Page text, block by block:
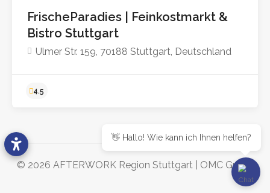
FrischeParadies | Feinkostmarkt &
Bistro Stuttgart
Ulmer Str. 159, 70188 Stuttgart, Deutschland
© 2026 AFTERWORK Region Stuttgart | OMC Group
👋 Hallo! Wie kann ich Ihnen helfen?